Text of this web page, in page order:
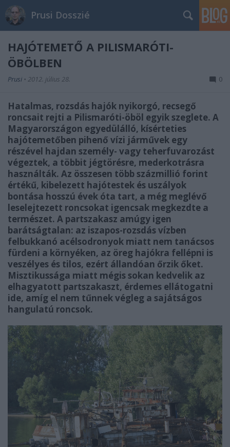
Prusi Dosszié
HAJÓTEMETŐ A PILISMARÓTI-
ÖBÖLBEN
Prusi • 2012. július 28. 0
Hatalmas, rozsdás hajók nyikorgó, recsegő
roncsait rejti a Pilismaróti-öböl egyik szeglete. A
Magyarországon egyedülálló, kísérteties
hajótemetőben pihenő vízi járművek egy
részével hajdan személy- vagy teherfuvarozást
végeztek, a többit jégtörésre, mederkotrásra
használták. Az összesen több százmillió forint
értékű, kibelezett hajótestek és uszályok
bontása hosszú évek óta tart, a még meglévő
leselejtezett roncsokat igencsak megkezdte a
természet. A partszakasz amúgy igen
barátságtalan: az iszapos-rozsdás vízben
felbukkanó acélsodronyok miatt nem tanácsos
fürdeni a környéken, az öreg hajókra fellépni is
veszélyes és tilos, ezért állandóan őrzik őket.
Misztikussága miatt mégis sokan kedvelik az
elhagyatott partszakaszt, érdemes ellátogatni
ide, amíg el nem tűnnek végleg a sajátságos
hangulatú roncsok.